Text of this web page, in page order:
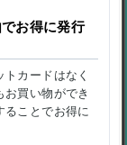
お得に発行
カードはなく
買い物ができ
ことでお得に